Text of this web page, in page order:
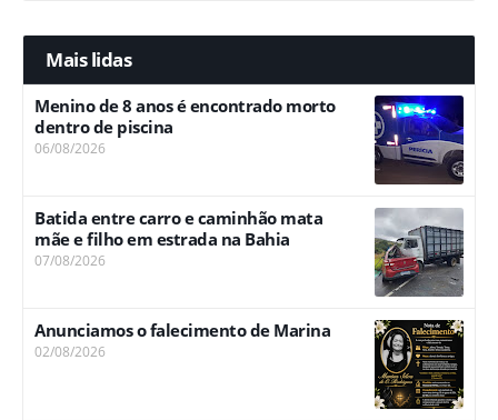
Mais lidas
Menino de 8 anos é encontrado morto
dentro de piscina
06/08/2026
Batida entre carro e caminhão mata
mãe e filho em estrada na Bahia
07/08/2026
Anunciamos o falecimento de Marina
02/08/2026